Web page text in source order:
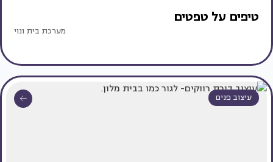
טיפים על טפטים
מערכת בית ונוי
עיצוב פנים